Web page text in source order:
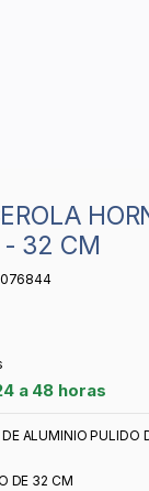
- 32 CM
a 48 horas
ALUMINIO PULIDO
DE 32 CM